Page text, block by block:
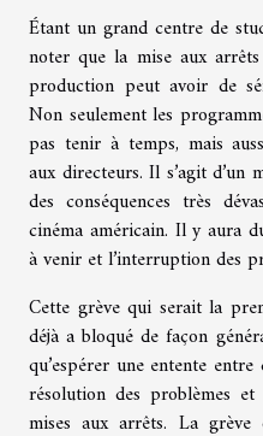
Étant un grand centre de
noter que la mise aux
production peut avoir de
Non seulement les
pas tenir à temps, mais
aux directeurs. Il s’agit d’un
des conséquences très
cinéma américain. Il y aura
à venir et l’interruption des
Cette grève qui serait la
déjà a bloqué de façon
qu’espérer une entente
résolution des problèmes
mises aux arrêts. La